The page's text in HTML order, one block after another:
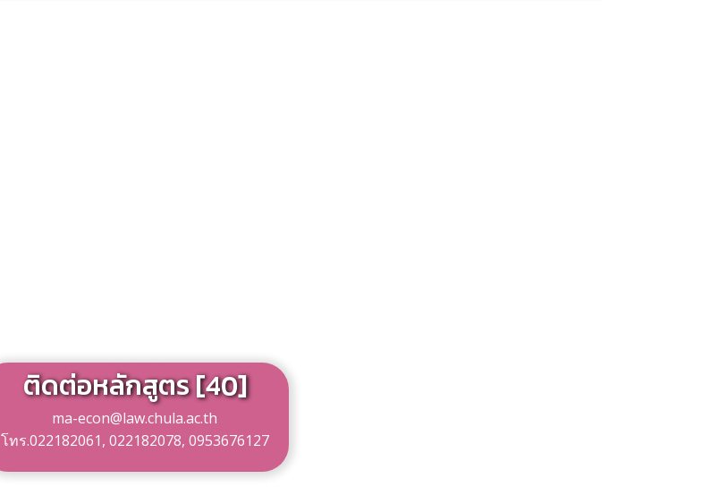
ติดต่อหลักสูตร [40]
ma-econ@law.chula.ac.th
โทร.022182061, 022182078, 0953676127